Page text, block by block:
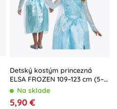
Detský kostým princezná
ELSA FROZEN 109–123 cm (5–6
rokov) DISNEY
Na sklade
5,90 €